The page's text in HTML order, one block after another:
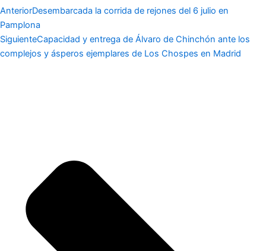
AnteriorDesembarcada la corrida de rejones del 6 julio en
Pamplona
SiguienteCapacidad y entrega de Álvaro de Chinchón ante los
complejos y ásperos ejemplares de Los Chospes en Madrid